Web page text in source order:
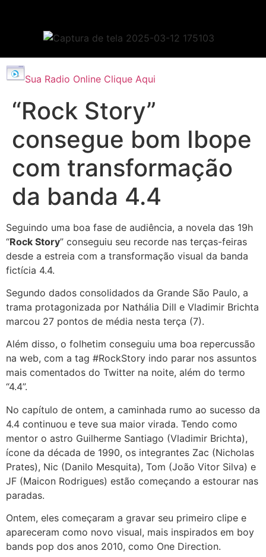
Sua Radio Online Clique Aqui
“Rock Story”
consegue bom Ibope
com transformação
da banda 4.4
Seguindo uma boa fase de audiência, a novela das 19h
“Rock Story” conseguiu seu recorde nas terças-feiras
desde a estreia com a transformação visual da banda
fictícia 4.4.
Segundo dados consolidados da Grande São Paulo, a
trama protagonizada por Nathália Dill e Vladimir Brichta
marcou 27 pontos de média nesta terça (7).
Além disso, o folhetim conseguiu uma boa repercussão
na web, com a tag #RockStory indo parar nos assuntos
mais comentados do Twitter na noite, além do termo
“4.4”.
No capítulo de ontem, a caminhada rumo ao sucesso da
4.4 continuou e teve sua maior virada. Tendo como
mentor o astro Guilherme Santiago (Vladimir Brichta),
ícone da década de 1990, os integrantes Zac (Nicholas
Prates), Nic (Danilo Mesquita), Tom (João Vitor Silva) e
JF (Maicon Rodrigues) estão começando a estourar nas
paradas.
Ontem, eles começaram a gravar seu primeiro clipe e
apareceram como novo visual, mais inspirados em boy
bands pop dos anos 2010, como One Direction.